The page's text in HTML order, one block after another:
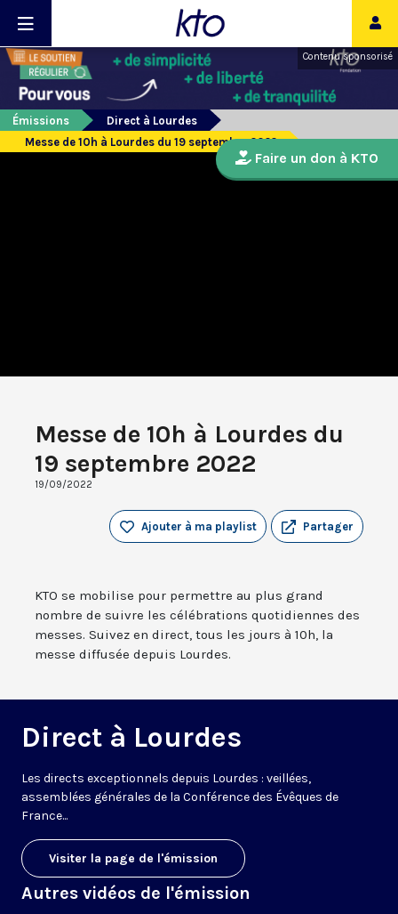
Contenu sponsorisé
Émissions
Direct à Lourdes
Messe de 10h à Lourdes du 19 septembre 2022
Messe de 10h à Lourdes du
19 septembre 2022
19/09/2022
Partager
Ajouter à ma playlist
KTO se mobilise pour permettre au plus grand
nombre de suivre les célébrations quotidiennes des
messes. Suivez en direct, tous les jours à 10h, la
messe diffusée depuis Lourdes.
Direct à Lourdes
Les directs exceptionnels depuis Lourdes : veillées,
assemblées générales de la Conférence des Évêques de
France...
Visiter la page de l'émission
Autres vidéos de l'émission
Faire un don à KTO